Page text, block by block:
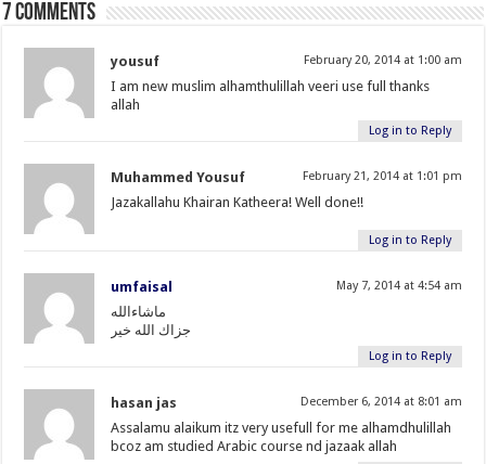
7 comments
yousuf February 20, 2014 at 1:00 am
I am new muslim alhamthulillah veeri use full thanks
allah
Log in to Reply
Muhammed Yousuf February 21, 2014 at 1:01 pm
Jazakallahu Khairan Katheera! Well done!!
Log in to Reply
umfaisal May 7, 2014 at 4:54 am
ماشاءالله
جزاك الله خير
Log in to Reply
hasan jas December 6, 2014 at 8:01 am
Assalamu alaikum itz very usefull for me alhamdhulillah
bcoz am studied Arabic course nd jazaak allah